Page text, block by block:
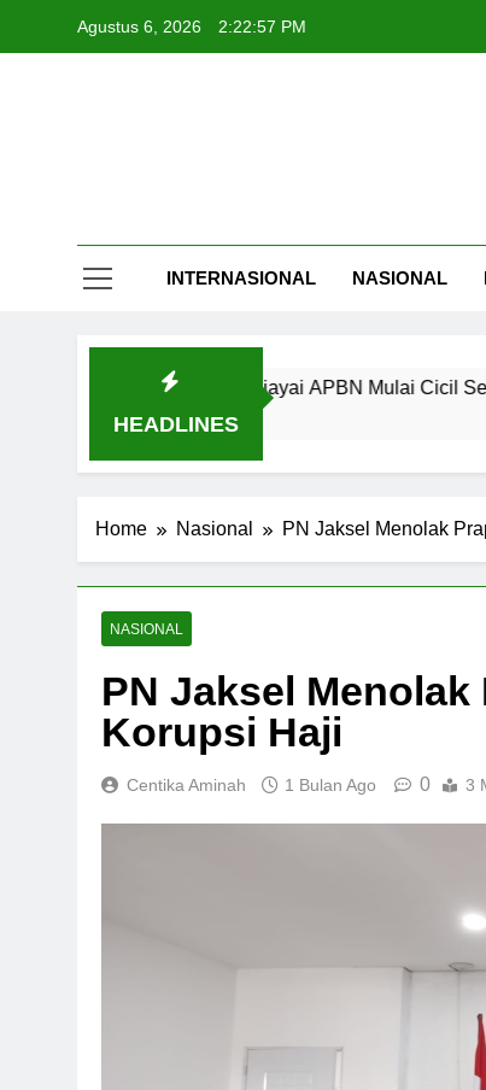
Agustus 6, 2026 2:22:58 PM
INTERNASIONAL NASIONAL
HEADLINES
Rp240 Triliun Dibiayai APBN Mulai Cicil September
Home Nasional PN Jaksel Menolak
NASIONAL
PN Jaksel
Korupsi Haji
Centika Aminah 1 Bulan Ago 0 3